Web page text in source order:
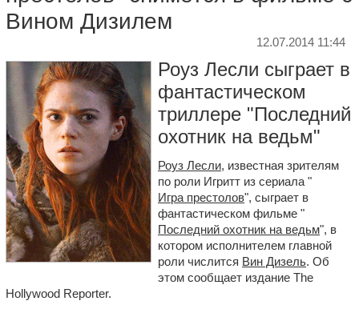
Вином Дизилем
12.07.2014 11:44
Роуз Лесли сыграет в
фантастическом
триллере "Последний
охотник на ведьм"
Роуз Лесли, известная зрителям
по роли Игритт из сериала "
Игра престолов", сыграет в
фантастическом фильме "
Последний охотник на ведьм", в
котором исполнителем главной
роли числится Вин Дизель. Об
этом сообщает издание The
Hollywood Reporter.